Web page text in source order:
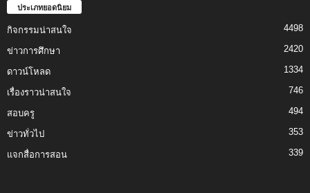
ประเภทยอดนิยม
กิจกรรมน่าสนใจ 4498
ข่าวการศึกษา 2420
ดาวน์โหลด 1334
เรื่องราวน่าสนใจ 746
สอบครู 494
ข่าวทั่วไป 353
แจกสื่อการสอน 339